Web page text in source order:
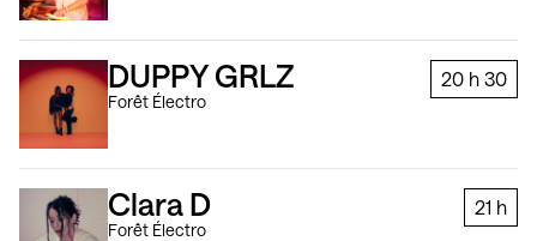
20 h 30
DUPPY GRLZ
Forêt Électro
21 h
Clara D
Forêt Électro